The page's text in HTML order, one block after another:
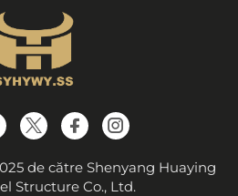
de către Shenyang Huaying
Structure Co., Ltd.